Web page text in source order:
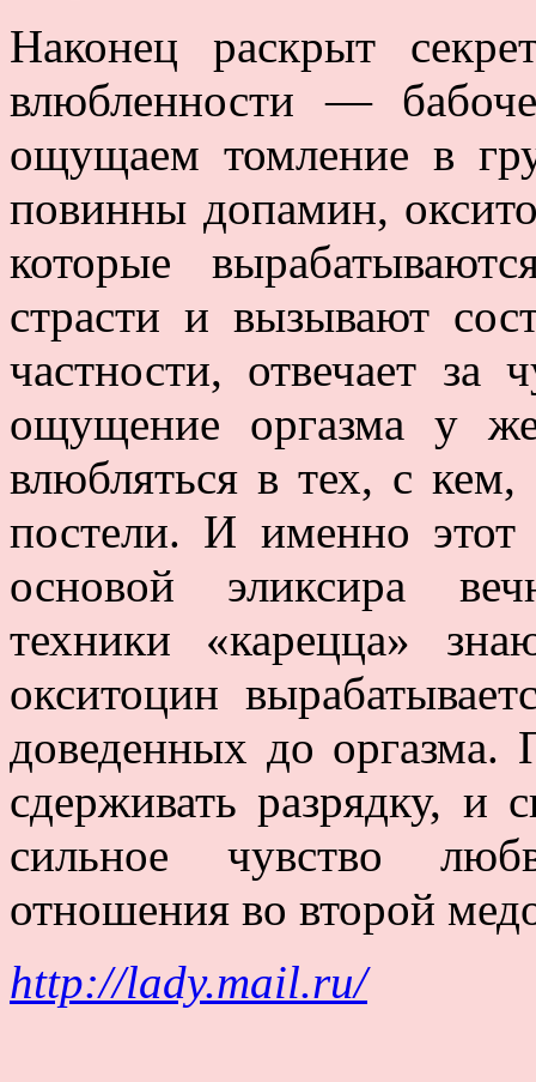
Наконец раскрыт
влюбленности —
ощущаем томление в
повинны допамин,
которые
страсти и вызывают
частности, отвечает за
ощущение оргазма у
влюбляться в тех, с
постели. И именно
основой эликсира
техники «карецца»
окситоцин
доведенных до оргазма.
сдерживать разрядку, и
сильное чувство
отношения во второй
http://lady.mail.ru/